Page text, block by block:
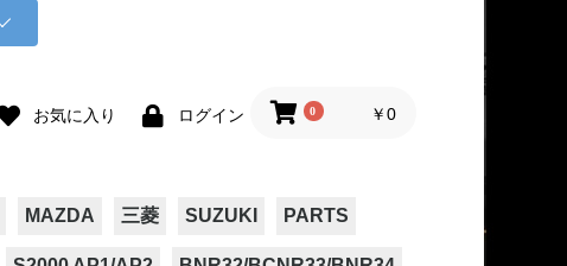
お気に入り ログイン 0 ￥0
MAZDA 三菱 SUZUKI PARTS